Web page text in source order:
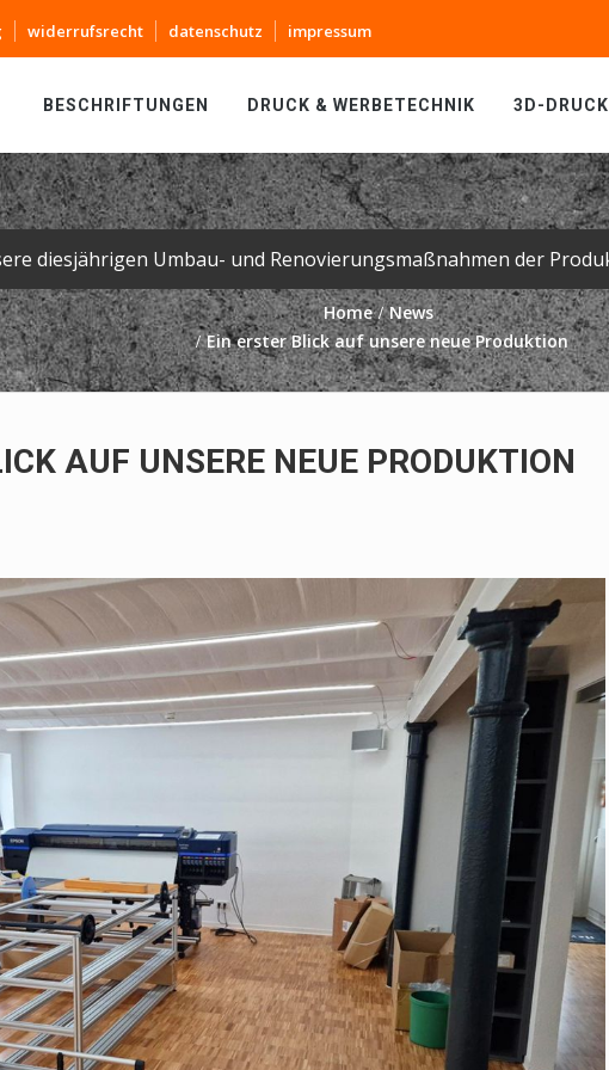
widerrufsrecht datenschutz impressum
BESCHRIFTUNGEN DRUCK & WERBETECHNIK 3D-DRUCK
Home
News
Ein erster Blick auf unsere neue Produktion
AUF UNSERE NEUE PRODUKTION